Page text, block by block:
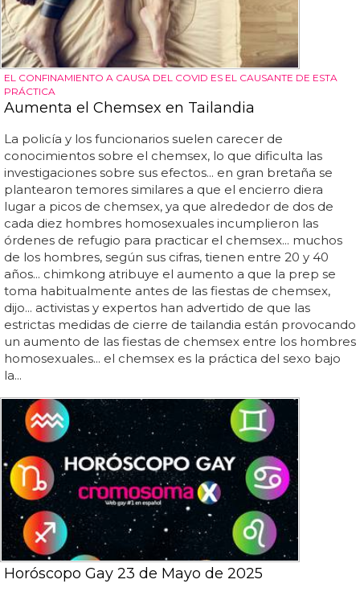
EL CONFINAMIENTO A CAUSA DEL COVID ES EL CAUSANTE DE ESTA
PRÁCTICA
Aumenta el Chemsex en Tailandia
La policía y los funcionarios suelen carecer de
conocimientos sobre el chemsex, lo que dificulta las
investigaciones sobre sus efectos... en gran bretaña se
plantearon temores similares a que el encierro diera
lugar a picos de chemsex, ya que alrededor de dos de
cada diez hombres homosexuales incumplieron las
órdenes de refugio para practicar el chemsex... muchos
de los hombres, según sus cifras, tienen entre 20 y 40
años... chimkong atribuye el aumento a que la prep se
toma habitualmente antes de las fiestas de chemsex,
dijo... activistas y expertos han advertido de que las
estrictas medidas de cierre de tailandia están provocando
un aumento de las fiestas de chemsex entre los hombres
homosexuales... el chemsex es la práctica del sexo bajo
la...
Horóscopo Gay 23 de Mayo de 2025